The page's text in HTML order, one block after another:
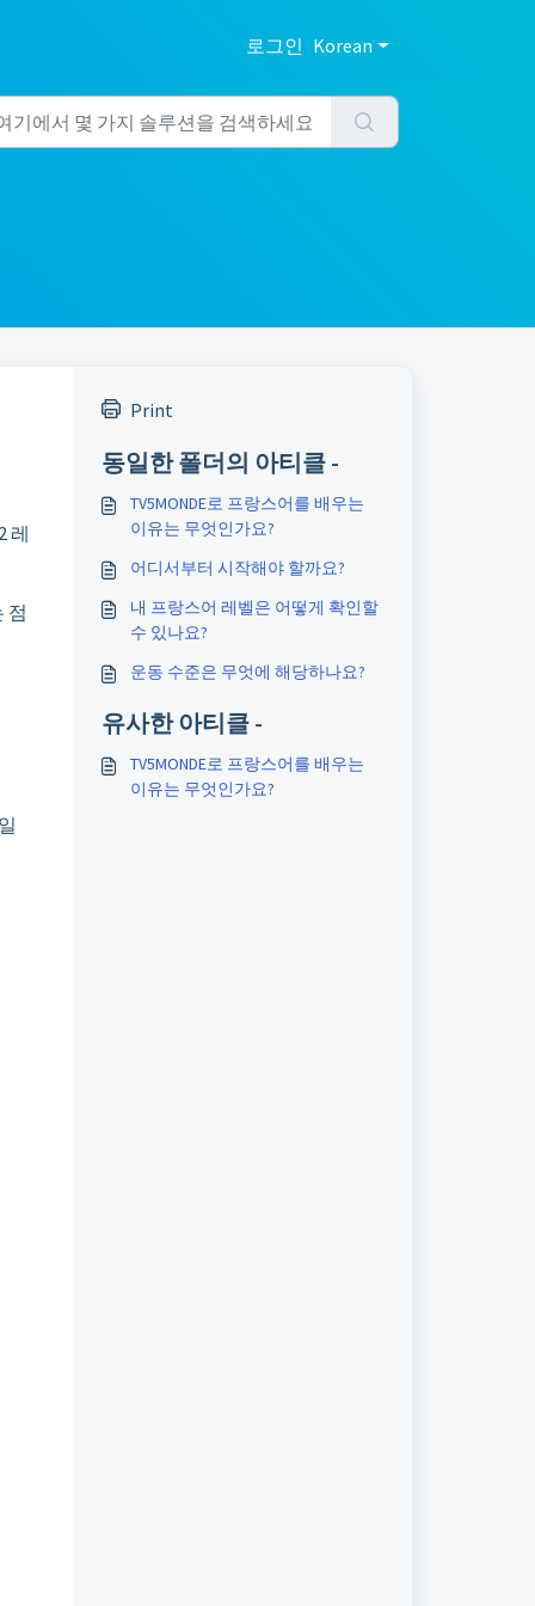
로그인 Korean
레
점
Print
동일한 폴더의 아티클 -
TV5MONDE로 프랑스어를 배우는
이유는 무엇인가요?
어디서부터 시작해야 할까요?
내 프랑스어 레벨은 어떻게 확인할
수 있나요?
운동 수준은 무엇에 해당하나요?
유사한 아티클 -
TV5MONDE로 프랑스어를 배우는
이유는 무엇인가요?